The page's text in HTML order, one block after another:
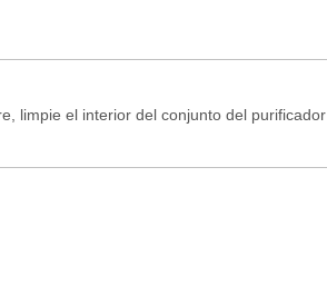
limpie el interior del conjunto del purificador